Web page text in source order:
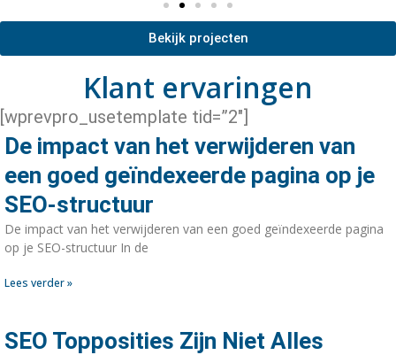
Bekijk projecten
Klant ervaringen
[wprevpro_usetemplate tid=”2″]
De impact van het verwijderen van
een goed geïndexeerde pagina op je
SEO-structuur
De impact van het verwijderen van een goed geïndexeerde pagina
op je SEO-structuur In de
Lees verder »
SEO Topposities Zijn Niet Alles